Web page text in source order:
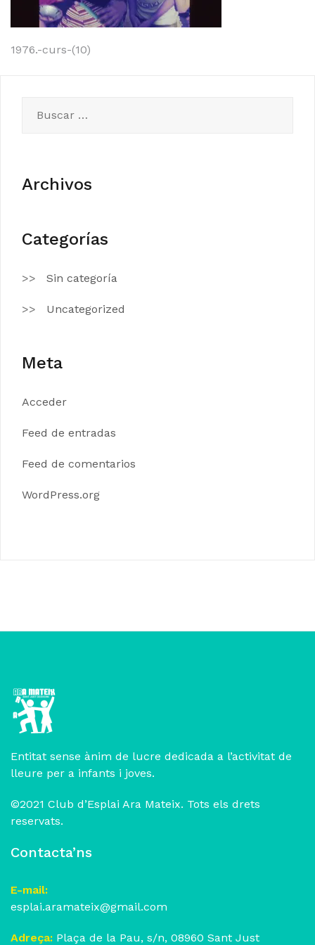
Navegación
entradas
1976.-curs-(10)
Archivos
Categorías
Sin categoría
Uncategorized
Meta
Acceder
Feed de entradas
Feed de comentarios
WordPress.org
Entitat sense ànim de lucre dedicada a l’activitat de
lleure per a infants i joves.
©2021 Club d’Esplai Ara Mateix. Tots els drets
reservats.
Contacta’ns
E-mail:
esplai.aramateix@gmail.com
Adreça: Plaça de la Pau, s/n, 08960 Sant Just